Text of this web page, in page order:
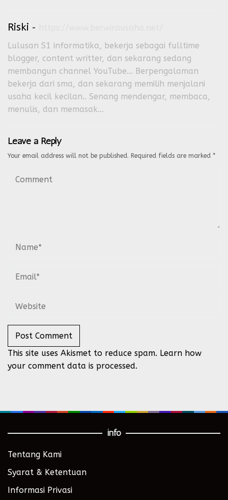
Riski -
Lulusan S1 informatika, bekerja sebagai fulltime
blogger, content writter, dan sekarang sedang
membangun channel YouTube... Berpengalaman
bekerja dari sma, dan sekarang memilih menjalani
usaha kecil kecilan.. Senang mendengar, membaca,
menulis, dan memasak...
Leave a Reply
Your email address will not be published. Required fields are marked *
This site uses Akismet to reduce spam. Learn how
your comment data is processed.
info
Tentang Kami
Syarat & Ketentuan
Informasi Privasi